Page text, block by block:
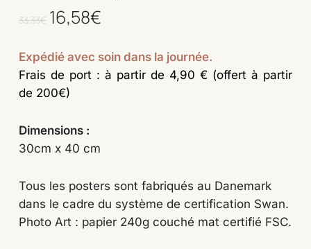
33,33€ Le
initial
était :
33,33€.
16,58€Le
actuel
est :
Expédié avec soin dans la journée.
Frais de port : à partir de 4,90 € (offert à partir
de 200€)
Dimensions :
30cm x 40 cm
Tous les posters sont fabriqués au Danemark
dans le cadre du système de certification Swan.
Photo Art : papier 240g couché mat certifié FSC.